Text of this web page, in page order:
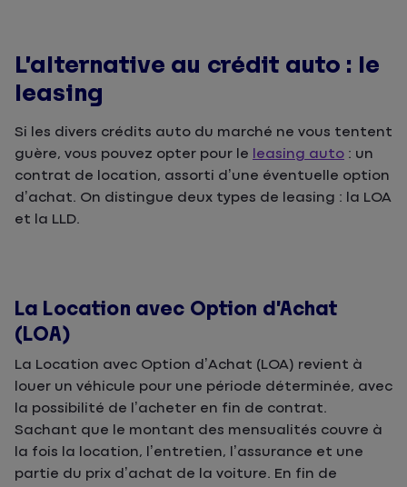
L’alternative au crédit auto : le
leasing
Si les divers crédits auto du marché ne vous tentent
guère, vous pouvez opter pour le leasing auto : un
contrat de location, assorti d’une éventuelle option
d’achat. On distingue deux types de leasing : la LOA
et la LLD.
La Location avec Option d’Achat
(LOA)
La Location avec Option d’Achat (LOA) revient à
louer un véhicule pour une période déterminée, avec
la possibilité de l’acheter en fin de contrat.
Sachant que le montant des mensualités couvre à
la fois la location, l’entretien, l’assurance et une
partie du prix d’achat de la voiture. En fin de